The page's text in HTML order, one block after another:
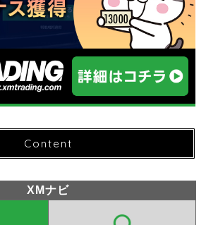
Content
XMナビ